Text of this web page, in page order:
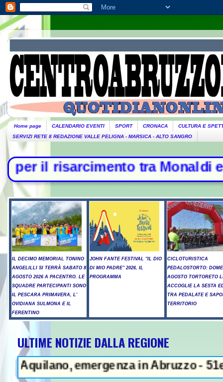
Home page CALENDARIO EVENTI SPORT CRONACA
CULTURA E
SERVIZI RETE 8 REDAZIONE VALLE PELIGNA - MARSICA - ALTO SANGRO
tra Monaldi e
IL DECIMO MEMORIAL TONINO
ANGELILLI SI TERRÀ SABATO 8
AGOSTO 2026 A PACENTRO. LE
SQUADRE PARTECIPANTI SONO
IL PESCARA PRIMAVERA, L'
OVIDIANA SULMONA E IL
FERENTINO
JOHN FANTE FESTIVAL "IL DIO
DI MIO PADRE" 2026, IL
PROGRAMMA
CICLOTURISTICA
PEDALOSTORTO:
AGOSTO TORTORETO
ACCOGLIE LA SESTA
TRA PEDALATE E
TERRITORIO
ULTIME NOTIZIE DALLA REGIONE
emergenza in Abruzzo - 51enne
NEWS IN